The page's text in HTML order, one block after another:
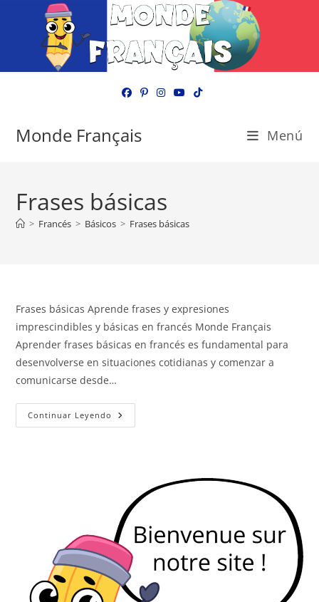
Monde Français Menú
Frases básicas
> Francés > Básicos > Frases básicas
Frases básicas Aprende frases y expresiones
imprescindibles y básicas en francés Monde Français
Aprender frases básicas en francés es fundamental para
desenvolverse en situaciones cotidianas y comenzar a
comunicarse desde…
Continuar Leyendo Frases
Básicas